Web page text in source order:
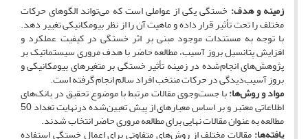
زمینه و هدف: خستگی یکی از عواملی است که می‌تواند الگوهای حرکات
مختلف را تحت تأثیر قرار داده و ماهیت آن را از نظر بیومکانیکی تغییر دهد.
با توجه به مستندات موجود مبنی بر اثر خستگی در کیفیت عملکرد و
افزایش پتانسیل بروز آسیب، مطالعه حاضر با هدف مروری سیستماتیک بر
پژوهش‌های انجام‌شده در زمینه تأثیر خستگی بر متغیرهای بیومکانیکی و
بروز آسیب‌دیدگی در حرکات منتخب افراد سالم انجام گرفته است.
مواد و روش‌ها:با جست‌وجوی مقالات مرتبط با موضوع تحقیق در بانک‌های
اطلاعاتی معتبر و بر اساس معیارهای از پیش تعیین‌شده درنهایت تعداد 50
مطالعه به عنوان مقالات نهایی برای مطالعه مروری حاضر انتخاب شدند.
یافته‌ها:مقالات مختلف از روش‌های متفاوتی برای اعمال خستگی استفاده